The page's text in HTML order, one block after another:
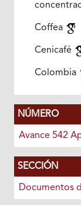
Coffea
Cenicafé
Colombia
NÚMERO
Avance 542
SECCIÓN
Documentos